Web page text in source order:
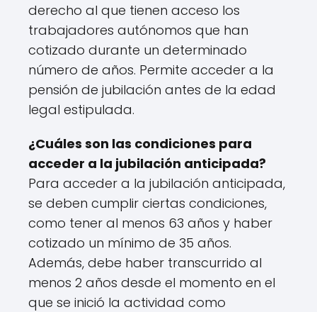
derecho al que tienen acceso los
trabajadores autónomos que han
cotizado durante un determinado
número de años. Permite acceder a la
pensión de jubilación antes de la edad
legal estipulada.
¿Cuáles son las condiciones para
acceder a la jubilación anticipada?
Para acceder a la jubilación anticipada,
se deben cumplir ciertas condiciones,
como tener al menos 63 años y haber
cotizado un mínimo de 35 años.
Además, debe haber transcurrido al
menos 2 años desde el momento en el
que se inició la actividad como